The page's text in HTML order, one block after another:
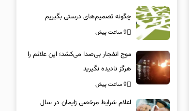
چگونه تصمیم‌های درستی بگیریم
9 ساعت پیش
موج انفجار بی‌صدا می‌کشد؛ این علائم را
هرگز نادیده نگیرید
9 ساعت پیش
اعلام شرایط مرخصی زایمان در سال